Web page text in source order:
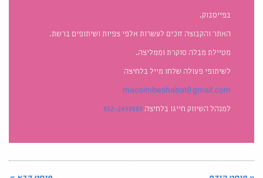
בפייסבוק.
האתר והקבוצה זוכים לעשרות אלפי צפיות ושיתופים ברשת.
מטיילת מבלה סוקרת וממליצה.
לשיתופי פעולה שלחו מייל בלחיצה
maosimbeshabat@gmail.com
למנהל השיווק חייגו בלחיצה 052-2499089